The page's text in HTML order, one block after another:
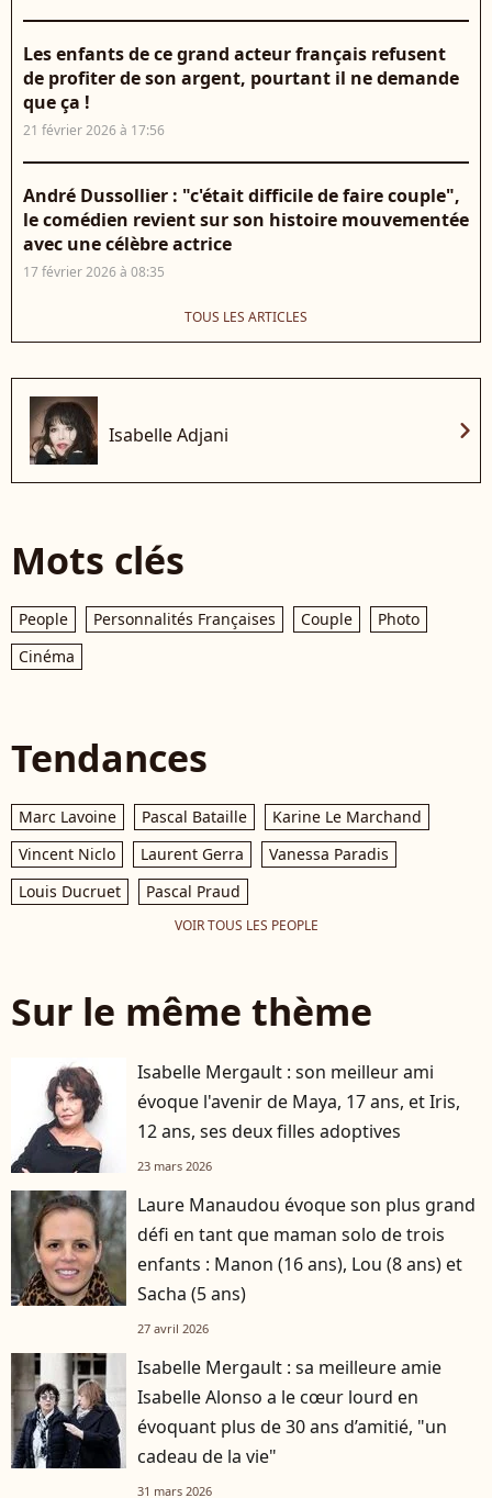
Les enfants de ce grand acteur français refusent
de profiter de son argent, pourtant il ne demande
que ça !
21 février 2026 à 17:56
André Dussollier : "c'était difficile de faire couple",
le comédien revient sur son histoire mouvementée
avec une célèbre actrice
17 février 2026 à 08:35
TOUS LES ARTICLES
Isabelle Adjani chevron_right
Mots clés
People Personnalités Françaises Couple
Photo
Cinéma
Tendances
Marc Lavoine Pascal Bataille
Karine Le Marchand
Vincent Niclo
Laurent Gerra
Vanessa Paradis
Louis Ducruet
Pascal Praud
VOIR TOUS LES PEOPLE
Sur le même thème
Isabelle Mergault : son meilleur ami
évoque l'avenir de Maya, 17 ans, et Iris,
12 ans, ses deux filles adoptives
23 mars 2026
Laure Manaudou évoque son plus grand
défi en tant que maman solo de trois
enfants : Manon (16 ans), Lou (8 ans) et
Sacha (5 ans)
27 avril 2026
Isabelle Mergault : sa meilleure amie
Isabelle Alonso a le cœur lourd en
évoquant plus de 30 ans d’amitié, "un
cadeau de la vie"
31 mars 2026